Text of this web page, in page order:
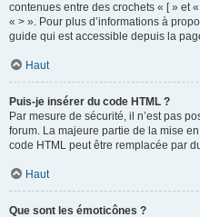
contenues entre des crochets « [ » et
« > ». Pour plus d’informations à
guide qui est accessible depuis la
Haut
Puis-je insérer du code HTML ?
Par mesure de sécurité, il n’est pas
forum. La majeure partie de la mise
code HTML peut être remplacée par
Haut
Que sont les émoticônes ?